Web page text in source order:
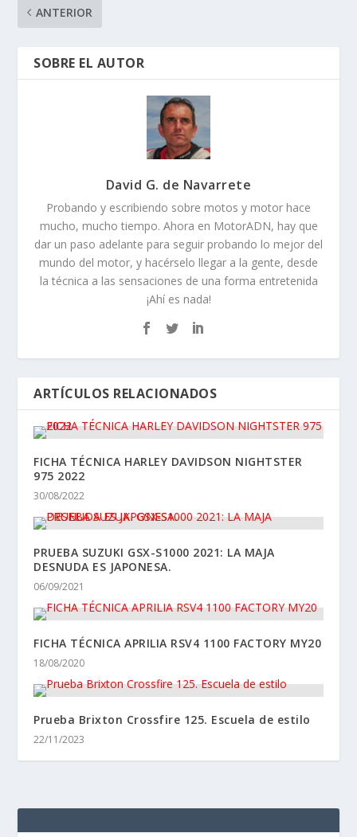
ANTERIOR
SOBRE EL AUTOR
David G. de Navarrete
Probando y escribiendo sobre motos y motor hace
mucho, mucho tiempo. Ahora en MotorADN, hay que
dar un paso adelante para seguir probando lo mejor del
mundo del motor, y hacérselo llegar a la gente, desde
la técnica a las sensaciones de una forma entretenida
¡Ahí es nada!
ARTÍCULOS RELACIONADOS
FICHA TÉCNICA HARLEY DAVIDSON NIGHTSTER
975 2022
30/08/2022
PRUEBA SUZUKI GSX-S1000 2021: LA MAJA
DESNUDA ES JAPONESA.
06/09/2021
FICHA TÉCNICA APRILIA RSV4 1100 FACTORY MY20
18/08/2020
Prueba Brixton Crossfire 125. Escuela de estilo
22/11/2023